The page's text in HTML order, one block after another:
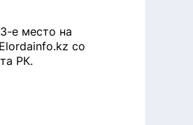
е место на
со
РК.